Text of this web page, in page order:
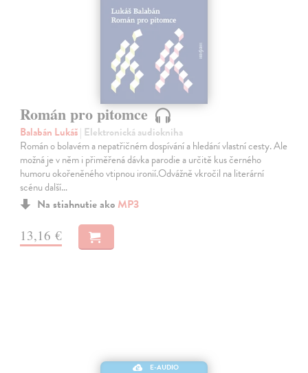
Román pro pitomce
Balabán Lukáš| Elektronická audiokniha
Román o bolavém a nepatřičném dospívání a hledání vlastní cesty. Ale
možná je v něm i přiměřená dávka parodie a určitě kus černého
humoru okořeněného vtipnou ironií.Odvážně vkročil na literární
scénu další…
Na stiahnutie ako MP3
13,16 €
E-AUDIO